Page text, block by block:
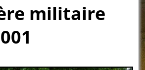
militaire